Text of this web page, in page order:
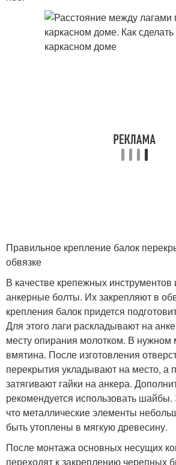
Правильное крепление балок
обвязке
В качестве крепежных инструментов
анкерные болты. Их закрепляют в
крепления балок придется
Для этого лаги раскладывают на
месту опирания молотком. В нужном
вмятина. После изготовления
перекрытия укладывают на место, а
затягивают гайки на анкера.
рекомендуется использовать
что металлические элементы
быть утоплены в мягкую древесину.
После монтажа основных несущих
переходят к закреплению черепных